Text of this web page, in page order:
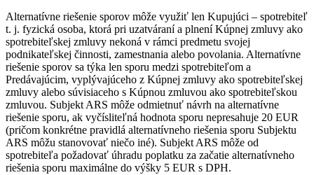
Alternatívne riešenie sporov môže využiť len Kupujúci – spotrebiteľ
t. j. fyzická osoba, ktorá pri uzatváraní a plnení Kúpnej zmluvy ako
spotrebiteľskej zmluvy nekoná v rámci predmetu svojej
podnikateľskej činnosti, zamestnania alebo povolania. Alternatívne
riešenie sporov sa týka len sporu medzi spotrebiteľom a
Predávajúcim, vyplývajúceho z Kúpnej zmluvy ako spotrebiteľskej
zmluvy alebo súvisiaceho s Kúpnou zmluvou ako spotrebiteľskou
zmluvou. Subjekt ARS môže odmietnuť návrh na alternatívne
riešenie sporu, ak vyčísliteľná hodnota sporu nepresahuje 20 EUR
(pričom konkrétne pravidlá alternatívneho riešenia sporu Subjektu
ARS môžu stanovovať niečo iné). Subjekt ARS môže od
spotrebiteľa požadovať úhradu poplatku za začatie alternatívneho
riešenia sporu maximálne do výšky 5 EUR s DPH.